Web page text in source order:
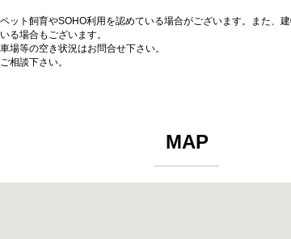
ット飼育やSOHO利用を認めている場合がございます。また、
る場合もございます。
場等の空き状況はお問合せ下さい。
相談下さい。
MAP